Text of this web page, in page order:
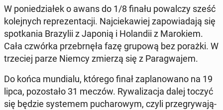
W po­nie­dzia­łek o awans do 1/8 finału po­wal­czy sześć
ko­lej­nych re­pre­zen­ta­cji. Naj­cie­ka­wiej za­po­wia­da­ją się
spo­tka­nia Bra­zy­lii z Japonią i Ho­lan­dii z Ma­ro­kiem.
Cała czwórka prze­brnę­ła fazę grupową bez porażki. W
trze­ciej parze Niemcy zmierzą się z Pa­ra­gwa­jem.
Do końca mun­dia­lu, którego finał za­pla­no­wa­no na 19
lipca, po­zo­sta­ło 31 meczów. Ry­wa­li­za­cja dalej toczyć
się będzie sys­te­mem pu­cha­ro­wym, czyli prze­gry­wa­ją­